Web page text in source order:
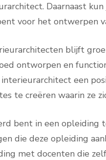
Daarnaast
voor het ontwerpen
blijft
ontworpen en
een
te creëren waarin ze
bent in een opleiding
die deze opleiding
met docenten die